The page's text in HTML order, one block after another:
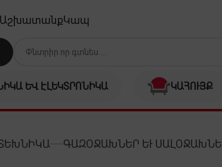
ԱշխատանքԿապ
ԵՎ ԷԼԵԿՏՐՈՆԻԿԱ ԿԱՀՈՒՅՔ
ԳԱԶՕՋԱԽՆԵՐ ԵՒ ՍԱԼՕՋԱԽՆԵՐ